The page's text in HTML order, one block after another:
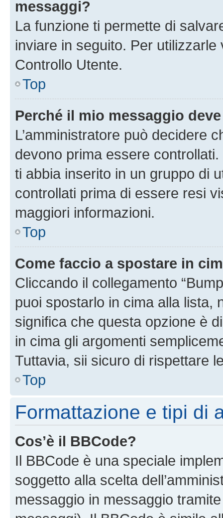
messaggi?
La funzione ti permette di
inviare in seguito. Per utilizzarle
Controllo Utente.
Top
Perché il mio messaggio
L’amministratore può decidere
devono prima essere
ti abbia inserito in un gruppo di
controllati prima di essere resi
maggiori informazioni.
Top
Come faccio a spostare in
Cliccando il collegamento
puoi spostarlo in cima alla lista,
significa che questa opzione è
in cima gli argomenti
Tuttavia, sii sicuro di rispettare
Top
Formattazione e tipi di
Cos’è il BBCode?
Il BBCode è una speciale
soggetto alla scelta
messaggio in messaggio